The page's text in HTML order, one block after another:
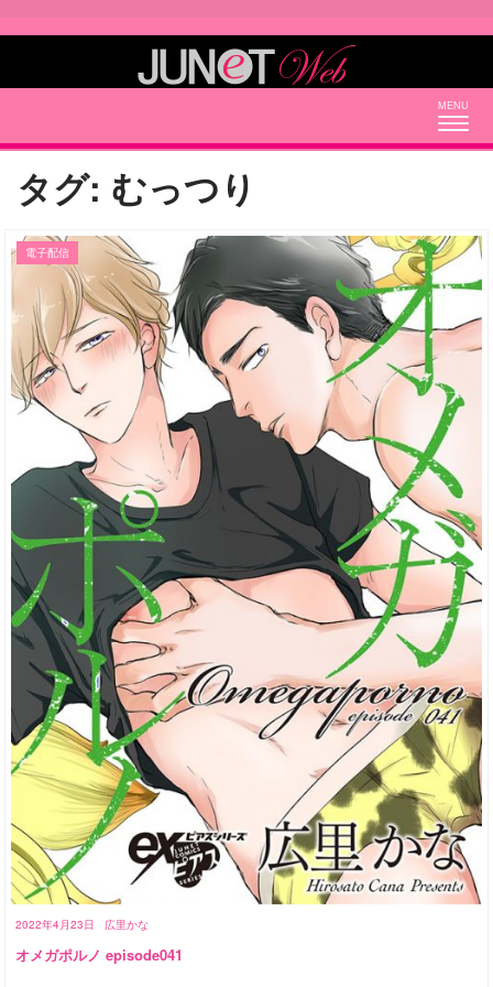
タグ: むっつり
2022年4月23日 広里かな
電子配信
オメガポルノ episode041